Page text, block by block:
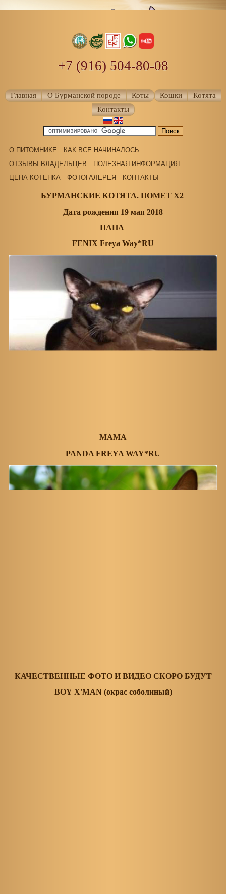
+7 (916) 504-80-08
Главная О Бурманской породе Коты Кошки
Котята
Контакты
О ПИТОМНИКЕ
КАК ВСЕ НАЧИНАЛОСЬ
ОТЗЫВЫ ВЛАДЕЛЬЦЕВ
ПОЛЕЗНАЯ ИНФОРМАЦИЯ
ЦЕНА КОТЕНКА
ФОТОГАЛЕРЕЯ КОНТАКТЫ
БУРМАНСКИЕ КОТЯТА. ПОМЕТ Х2
Дата рождения 19 мая 2018
ПАПА
FENIX Freya Way*RU
МАМА
PANDA FREYA WAY*RU
КАЧЕСТВЕННЫЕ ФОТО И ВИДЕО СКОРО БУДУТ
BOY X'MAN (окрас соболиный)